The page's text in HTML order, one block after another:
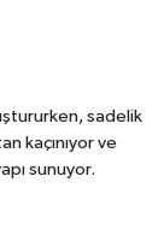
sadelik
kaçınıyor ve
sunuyor.